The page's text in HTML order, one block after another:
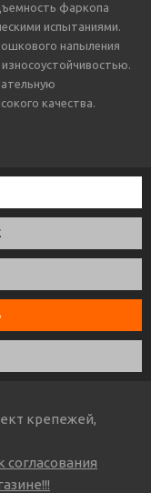
фаркопа
испытаниями.
напыления
качества.
крепежей,